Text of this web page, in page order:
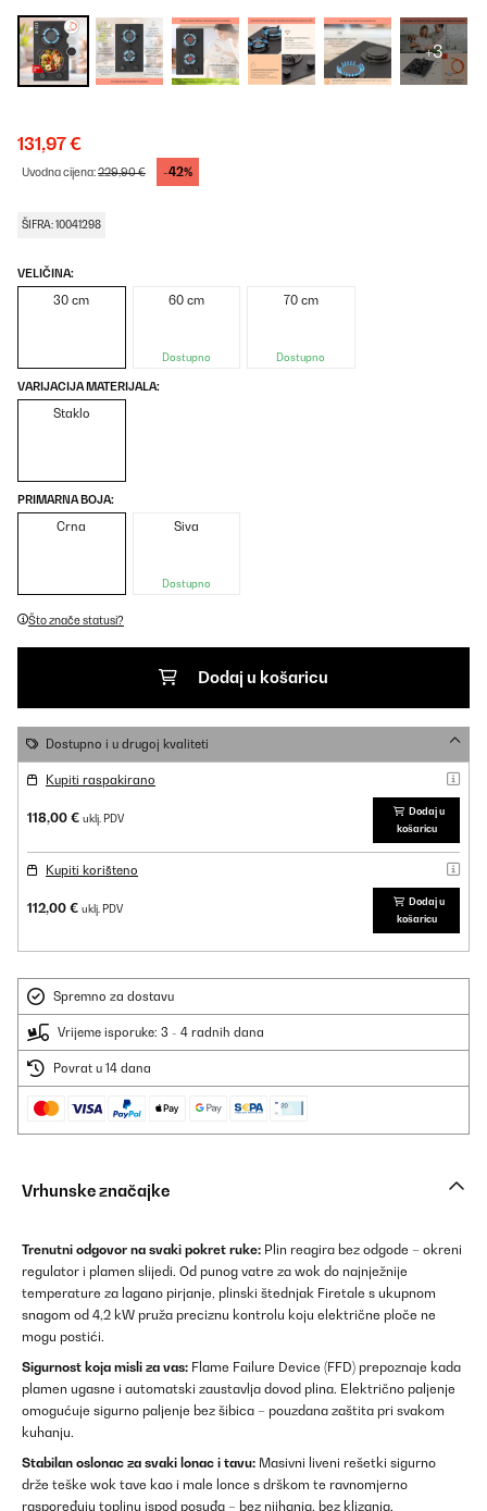
+3
131,97 €
Uvodna cijena:229,90 € -42%
ŠIFRA: 10041298
VELIČINA:
30 cm 60 cm
Dostupno
70 cm
Dostupno
VARIJACIJA MATERIJALA:
Staklo
PRIMARNA BOJA:
Crna Siva
Dostupno
Što znače statusi?
Dodaj u košaricu
Dostupno i u drugoj kvaliteti
Kupiti raspakirano
118,00 € uklj. PDV
Dodaj u
košaricu
Kupiti korišteno
112,00 € uklj. PDV
Dodaj u
košaricu
Spremno za dostavu
Vrijeme isporuke: 3 - 4 radnih dana
Povrat u 14 dana
Vrhunske značajke
Trenutni odgovor na svaki pokret ruke: Plin reagira bez odgode – okreni
regulator i plamen slijedi. Od punog vatre za wok do najnježnije
temperature za lagano pirjanje, plinski štednjak Firetale s ukupnom
snagom od 4,2 kW pruža preciznu kontrolu koju električne ploče ne
mogu postići.
Sigurnost koja misli za vas: Flame Failure Device (FFD) prepoznaje kada
plamen ugasne i automatski zaustavlja dovod plina. Električno paljenje
omogućuje sigurno paljenje bez šibica – pouzdana zaštita pri svakom
kuhanju.
Stabilan oslonac za svaki lonac i tavu: Masivni liveni rešetki sigurno
drže teške wok tave kao i male lonce s drškom te ravnomjerno
raspoređuju toplinu ispod posuđa – bez njihanja, bez klizanja.